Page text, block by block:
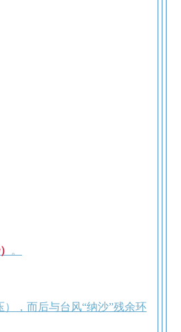
。
，而后与台风“纳沙”残余环